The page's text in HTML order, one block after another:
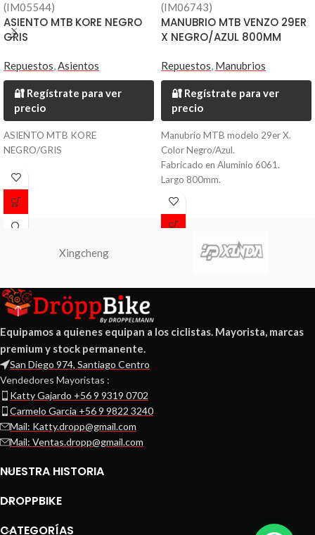
(IM05544)
ASIENTO MTB KORE NEGRO
GRIS
Repuestos,Asientos
🔐 Regístrate para ver
precio
ASIENTO MTB KORE
NEGRO/GRIS
(IM06743)
MANUBRIO MTB VENZO 29ER
X NEGRO/AZUL 800MM
Repuestos, Manubrios
🔐 Regístrate para ver
precio
Manubrio MTB modelo 29er X.
Color Negro/Azul.
Fabricado en Aluminio 6061.
Largo 800mm.
Diametro 35mm.
Peso 330 grs.
Xingcheng
Equipamos a quienes equipan a los ciclistas. Mayorista, marcas
premium y stock permanente.
San Diego 974, Santiago Centro
Vendedores Mayoristas :
Katty Gajardo +56 9 9319 0702
Carmelo Garcia +56 9 9822 3240
Mail: Katty.dropp@gmail.com
Mail: Ventas.dropp@gmail.com
NUESTRA HISTORIA
DROPPBIKE
CATEGORÍAS